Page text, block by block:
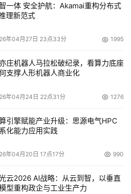
户向智能时代全速前进。
章内容仅供参考，不构成投资建议。
一体 安全护航：Akamai重构分布式
理新范式
年04月27日 23点33分 1995
庄机器人马拉松破纪录，看算力底座
支撑人形机器人商业化
年04月24日 22点31分 1276
引擎赋能产业升级：思源电气HPC
化能力应用实践
年04月20日 17点17分 990
云2026 AI战略：从云到智，以垂直
型重构政企与工业生产力